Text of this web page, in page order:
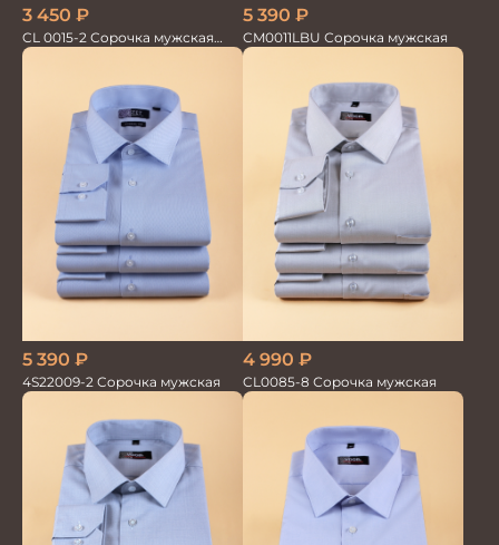
3 450 ₽
CL 0015-2 Сорочка мужская
короткий рукав
5 390 ₽
CM0011LBU Сорочка мужская
5 390 ₽
4S22009-2 Сорочка мужская
4 990 ₽
CL0085-8 Сорочка мужская